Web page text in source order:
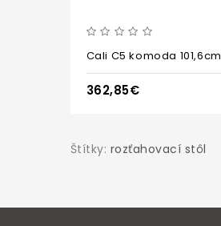
Cali C5 komoda 101,6cm
362,85€
Štítky: rozťahovací stôl